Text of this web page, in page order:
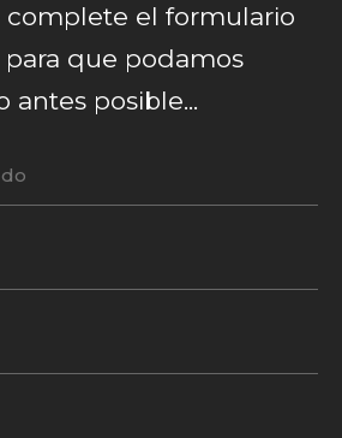
el formulario
que podamos
antes posible...